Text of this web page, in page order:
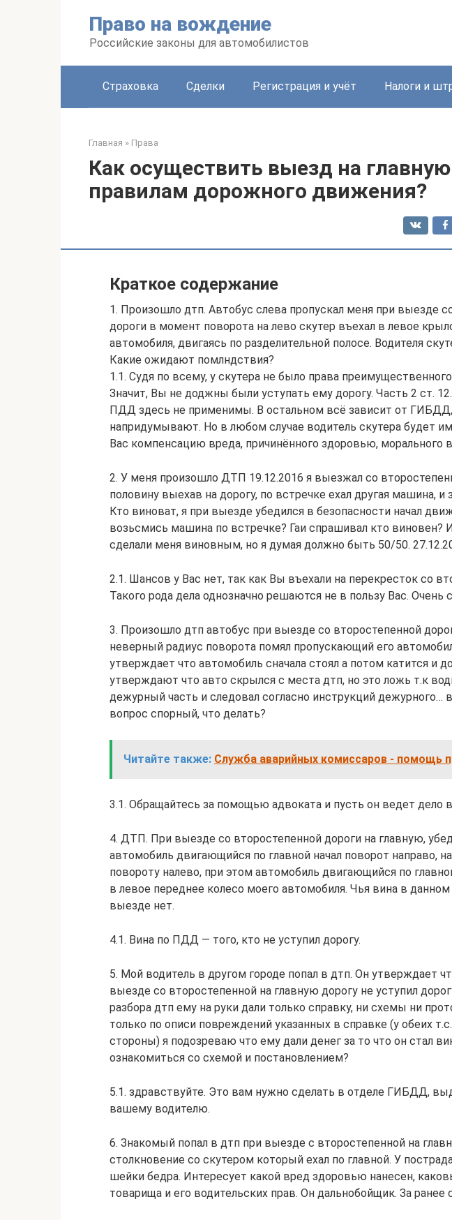
Право на вождение
Российские законы для автомобилистов
Страховка Сделки Регистрация и учёт Налоги и
Главная » Права
Как осуществить выезд на
правилам дорожного движения?
Краткое содержание
1. Произошло дтп. Автобус слева пропускал меня при выезде
дороги в момент поворота на лево скутер въехал в левое
автомобиля, двигаясь по разделительной полосе. Водителя
Какие ожидают помлндствия?
1.1. Судя по всему, у скутера не было права
Значит, Вы не доджны были уступать ему дорогу. Часть 2 ст.
ПДД здесь не применимы. В остальном всё зависит от
напридумывают. Но в любом случае водитель скутера будет
Вас компенсацию вреда, причинённого здоровью, морального
2. У меня произошло ДТП 19.12.2016 я выезжал со
половину выехав на дорогу, по встречке ехал другая машина, и
Кто виноват, я при выезде убедился в безопасности начал
возьсмись машина по встречке? Гаи спрашивал кто виновен?
сделали меня виновным, но я думая должно быть 50/50.
2.1. Шансов у Вас нет, так как Вы въехали на перекресток со
Такого рода дела однозначно решаются не в пользу Вас. Очень
3. Произошло дтп автобус при выезде со второстепенной
неверный радиус поворота помял пропускающий его
утверждает что автомобиль сначала стоял а потом катится и
утверждают что авто скрылся с места дтп, но это ложь т.к
дежурный часть и следовал согласно инструкций дежурного…
вопрос спорный, что делать?
Читайте также: Служба аварийных комиссаров - помощь
3.1. Обращайтесь за помощью адвоката и пусть он ведет дело
4. ДТП. При выезде со второстепенной дороги на главную,
автомобиль двигающийся по главной начал поворот направо,
повороту налево, при этом автомобиль двигающийся по
в левое переднее колесо моего автомобиля. Чья вина в данном
выезде нет.
4.1. Вина по ПДД — того, кто не уступил дорогу.
5. Мой водитель в другом городе попал в дтп. Он утверждает
выезде со второстепенной на главную дорогу не уступил
разбора дтп ему на руки дали только справку, ни схемы ни
только по описи повреждений указанных в справке (у обеих
стороны) я подозреваю что ему дали денег за то что он стал
ознакомиться со схемой и постановлением?
5.1. здравствуйте. Это вам нужно сделать в отделе ГИБДД,
вашему водителю.
6. Знакомый попал в дтп при выезде с второстепенной на
столкновение со скутером который ехал по главной. У
шейки бедра. Интересует какой вред здоровью нанесен,
товарища и его водительских прав. Он дальнобойщик. За ранее